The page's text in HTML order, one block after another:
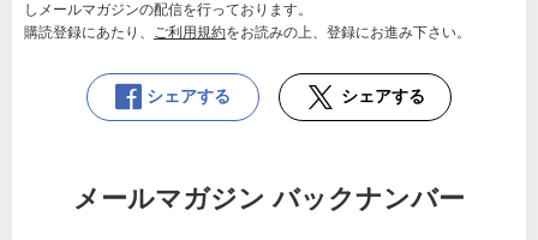
しメールマガジンの配信を行っております。
購読登録にあたり、 ご利用規約をお読みの上、登録にお進み下さい。
シェアする シェアする
メールマガジン バックナンバー